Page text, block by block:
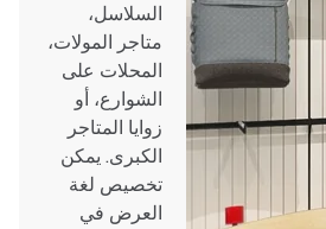
السلاسل،
متاجر المولات،
المحلات على
الشوارع، أو
زوايا المتاجر
الكبرى. يمكن
تخصيص لغة
العرض في